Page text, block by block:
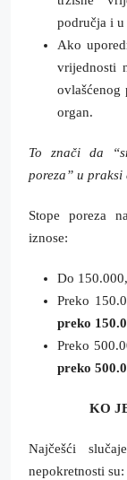
područja i
Ako
vrijednosti
ovlašćenog
organ.
To znači da
poreza” u praksi
Stope poreza
iznose:
Do
Preko
preko
Preko
preko
KO
Najčešći
nepokretnosti su: